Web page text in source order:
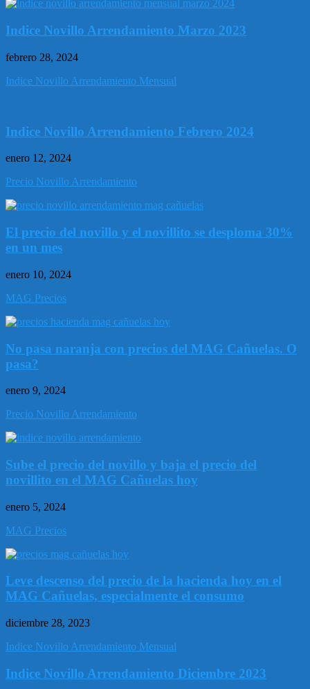
Indice Novillo Arrendamiento Marzo 2023
febrero 28, 2024
Indice Novillo Arrendamiento Mensual
Indice Novillo Arrendamiento Febrero 2024
enero 12, 2024
Precio Novillo Arrendamiento
El precio del novillo y el novillito se desploma 30%
en un mes
enero 10, 2024
MAG Precios
No pasa naranja con precios del MAG Cañuelas. O
pasa?
enero 9, 2024
Precio Novillo Arrendamiento
Sube el precio del novillo y baja el precio del
novillito en el MAG Cañuelas hoy
enero 5, 2024
MAG Precios
Leve descenso del precio de la hacienda hoy en el
MAG Cañuelas, especialmente el consumo
diciembre 28, 2023
Indice Novillo Arrendamiento Mensual
Indice Novillo Arrendamiento Diciembre 2023